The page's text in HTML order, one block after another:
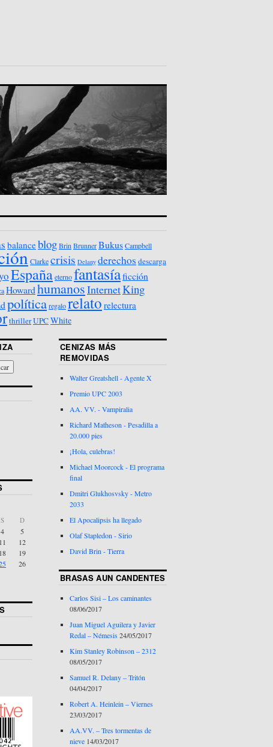
balanceblogBrinBrunnerBukusCampbell
Clarkecrisis Delany derechos descarga
Españaeternofantasíaficción
HowardhumanosInternetKing
políticaregalorelato relectura
thrillerUPCWhite
S D
4
5
11
12
18
19
26
CENIZAS MÁS
REMOVIDAS
Walter Greatshell - Agente X
Premio UPC 2003
AA. VV. - Vampiralia
Richard Matheson - Pesadilla a
20.000 pies
¡Hola, culebras!
Michael Moorcock - El programa
final
Dmitri Glukhosvsky - Metro
2033
El Apocalipsis ha llegado
Olaf Stapledon - Sirio
David Brin - Tierra
BRASAS AUN CANDENTES
Carlos Sisi – Los caminantes
08/06/2017
Juan Miguel Aguilera y Javier
Redal – Némesis24/05/2017
Kim Stanley Robinson – 2312
08/05/2017
Samuel R. Delany – Tritón
04/04/2017
Robert A. Heinlein – Viernes
23/03/2017
AA.VV. – Tres tormentas de
nieve 14/03/2017